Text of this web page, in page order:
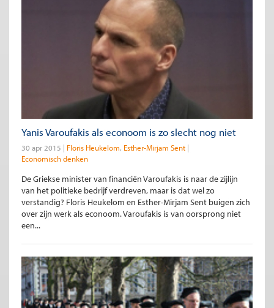
Yanis Varoufakis als econoom is zo slecht nog niet
30 apr 2015 Floris Heukelom Esther-Mirjam Sent
Economisch denken
De Griekse minister van financiën Varoufakis is naar de zijlijn
van het politieke bedrijf verdreven, maar is dat wel zo
verstandig? Floris Heukelom en Esther-Mirjam Sent buigen zich
over zijn werk als econoom. Varoufakis is van oorsprong niet
een...